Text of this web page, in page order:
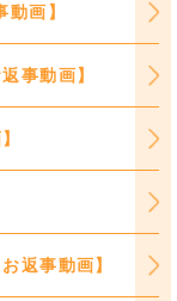
画】
事動画】
返事動画】